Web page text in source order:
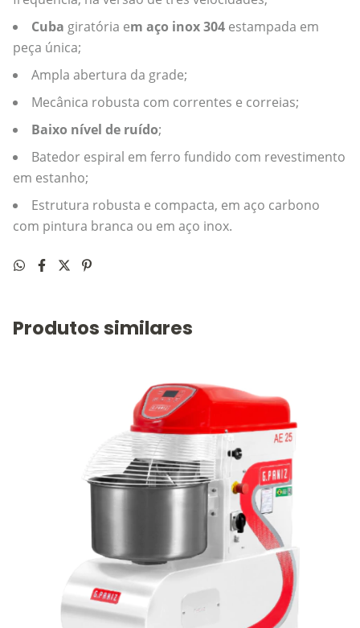
Cuba giratória em aço inox 304 estampada em
peça única;
Ampla abertura da grade;
Mecânica robusta com correntes e correias;
Baixo nível de ruído;
Batedor espiral em ferro fundido com revestimento
em estanho;
Estrutura robusta e compacta, em aço carbono
com pintura branca ou em aço inox.
Produtos similares